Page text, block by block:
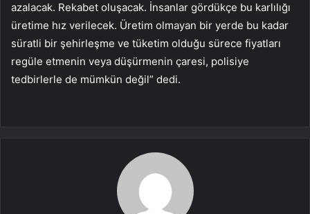
azalacak. Rekabet oluşacak. İnsanlar gördükçe bu karlılığı
üretime hız verilecek. Üretim olmayan bir yerde bu kadar
süratli bir şehirleşme ve tüketim olduğu sürece fiyatları
regüle etmenin veya düşürmenin çaresi, polisiye
tedbirlerle de mümkün değil” dedi.